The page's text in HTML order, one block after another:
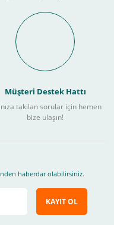
Müşteri Destek Hattı
takılan sorular için hemen
bize ulaşın!
haberdar olabilirsiniz.
KAYIT OL